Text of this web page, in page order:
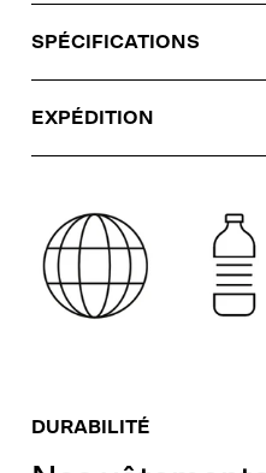
SPÉCIFICATIONS
EXPÉDITION
DURABILITÉ